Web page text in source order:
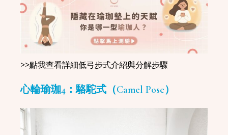
>>點我查看詳細低弓步式介紹與分解步驟
心輪瑜珈4：駱駝式（Camel Pose）